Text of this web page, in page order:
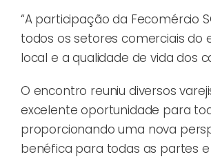
“A participação da Fecomércio
todos os setores comerciais do
local e a qualidade de vida dos
O encontro reuniu diversos
excelente oportunidade para
proporcionando uma nova
benéfica para todas as partes